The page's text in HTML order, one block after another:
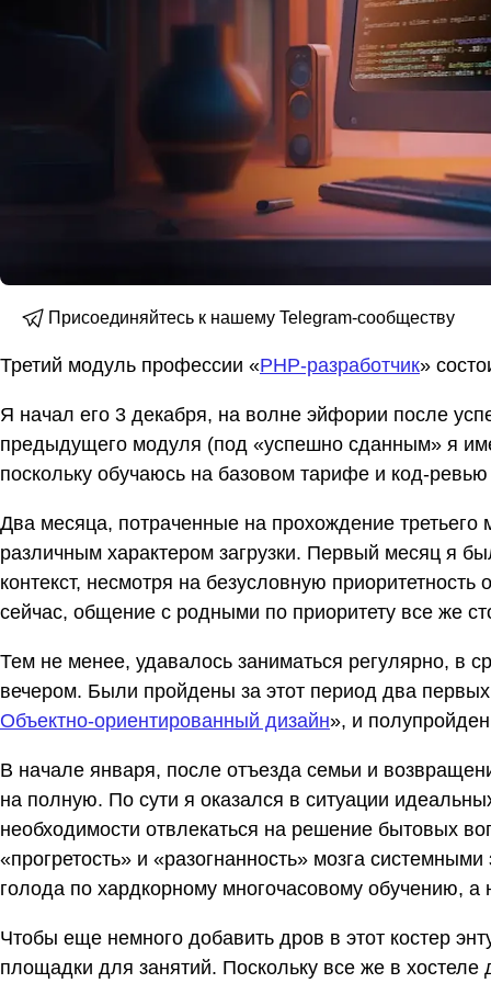
Присоединяйтесь к нашему Telegram-сообществу
Третий модуль профессии «PHP-разработчик»
Я начал его 3 декабря, на волне эйфории после
предыдущего модуля (под «успешно сданным» я
поскольку обучаюсь на базовом тарифе и код-
Два месяца, потраченные на прохождение
различным характером загрузки. Первый месяц я
контекст, несмотря на безусловную
сейчас, общение с родными по приоритету все же
Тем не менее, удавалось заниматься регулярно, в
вечером. Были пройдены за этот период два
Объектно-ориентированный дизайн», и
В начале января, после отъезда семьи и
на полную. По сути я оказался в ситуации
необходимости отвлекаться на решение бытовых
«прогретость» и «разогнанность» мозга
голода по хардкорному многочасовому обучению, а
Чтобы еще немного добавить дров в этот костер
площадки для занятий. Поскольку все же в